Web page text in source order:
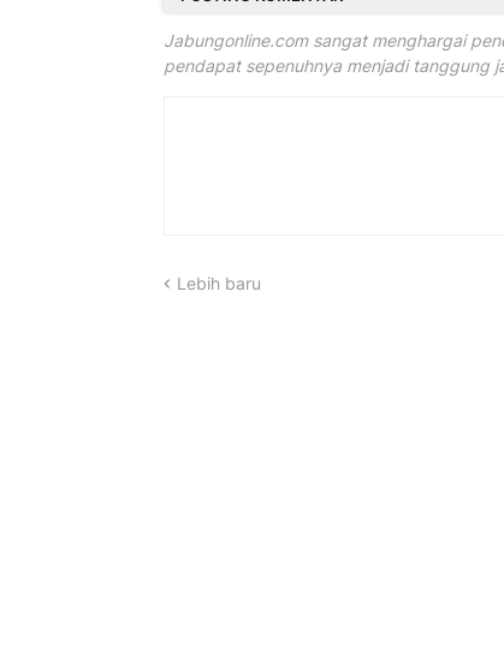
Jabungonline.com sangat menghargai
pendapat sepenuhnya menjadi tanggung
Lebih baru